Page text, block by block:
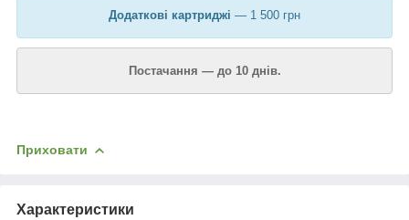
Додаткові картриджі — 1 500 грн
Постачання — до 10 днів.
Приховати
Характеристики